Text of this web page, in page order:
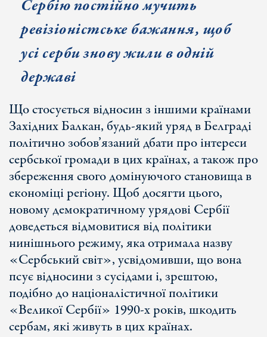
Сербію постійно мучить
ревізіоністське бажання, щоб
усі серби знову жили в одній
державі
Що стосується відносин з іншими країнами
Західних Балкан, будь-який уряд в Белграді
політично зобов’язаний дбати про інтереси
сербської громади в цих країнах, а також про
збереження свого домінуючого становища в
економіці регіону. Щоб досягти цього,
новому демократичному урядові Сербії
доведеться відмовитися від політики
нинішнього режиму, яка отримала назву
«Сербський світ», усвідомивши, що вона
псує відносини з сусідами і, зрештою,
подібно до націоналістичної політики
«Великої Сербії» 1990-х років, шкодить
сербам, які живуть в цих країнах.